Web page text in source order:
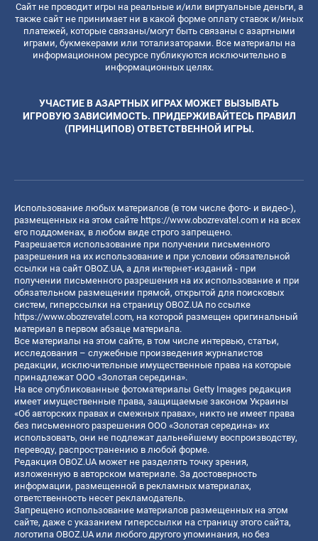
Сайт не проводит игры на реальные и/или виртуальные деньги, а
также сайт не принимает ни в какой форме оплату ставок и/иных
платежей, которые связаны/могут быть связаны с азартными
играми, букмекерами или тотализаторами. Все материалы на
информационном ресурсе публикуются исключительно в
информационных целях.
УЧАСТИЕ В АЗАРТНЫХ ИГРАХ МОЖЕТ ВЫЗЫВАТЬ
ИГРОВУЮ ЗАВИСИМОСТЬ. ПРИДЕРЖИВАЙТЕСЬ ПРАВИЛ
(ПРИНЦИПОВ) ОТВЕТСТВЕННОЙ ИГРЫ.
Использование любых материалов (в том числе фото- и видео-),
размещенных на этом сайте https://www.obozrevatel.com и на всех
его поддоменах, в любом виде строго запрещено.
Разрешается использование при получении письменного
разрешения на их использование и при условии обязательной
ссылки на сайт OBOZ.UA, а для интернет-изданий - при
получении письменного разрешения на их использование и при
обязательном размещении прямой, открытой для поисковых
систем, гиперссылки на страницу OBOZ.UA по ссылке
https://www.obozrevatel.com, на которой размещен оригинальный
материал в первом абзаце материала.
Все материалы на этом сайте, в том числе интервью, статьи,
исследования – служебные произведения журналистов
редакции, исключительные имущественные права на которые
принадлежат ООО «Золотая середина».
На все опубликованные фотоматериалы Getty Images редакция
имеет имущественные права, защищаемые законом Украины
«Об авторских правах и смежных правах», никто не имеет права
без письменного разрешения ООО «Золотая середина» их
использовать, они не подлежат дальнейшему воспроизводству,
переводу, распространению в любой форме.
Редакция OBOZ.UA может не разделять точку зрения,
изложенную в авторском материале. За достоверность
информации, размещенной в рекламных материалах,
ответственность несет рекламодатель.
Запрещено использование материалов размещенных на этом
сайте, даже с указанием гиперссылки на страницу этого сайта,
логотипа OBOZ.UA или любого другого упоминания, но без